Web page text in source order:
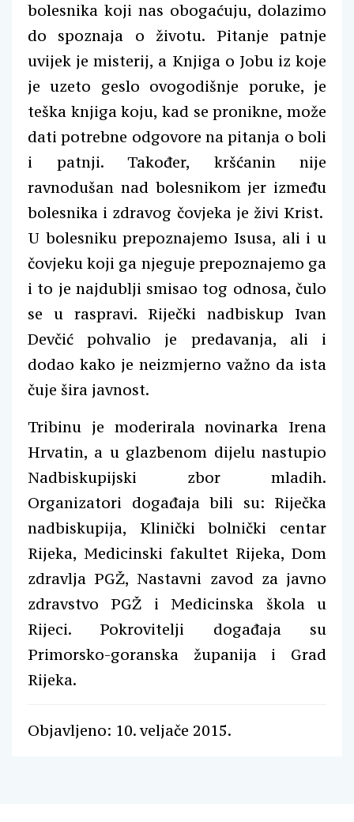
bolesnika koji nas obogaćuju, dolazimo
do spoznaja o životu. Pitanje patnje
uvijek je misterij, a Knjiga o Jobu iz koje
je uzeto geslo ovogodišnje poruke, je
teška knjiga koju, kad se pronikne, može
dati potrebne odgovore na pitanja o boli
i patnji. Također, kršćanin nije
ravnodušan nad bolesnikom jer između
bolesnika i zdravog čovjeka je živi Krist.
U bolesniku prepoznajemo Isusa, ali i u
čovjeku koji ga njeguje prepoznajemo ga
i to je najdublji smisao tog odnosa, čulo
se u raspravi. Riječki nadbiskup Ivan
Devčić pohvalio je predavanja, ali i
dodao kako je neizmjerno važno da ista
čuje šira javnost.
Tribinu je moderirala novinarka Irena
Hrvatin, a u glazbenom dijelu nastupio
Nadbiskupijski zbor mladih.
Organizatori događaja bili su: Riječka
nadbiskupija, Klinički bolnički centar
Rijeka, Medicinski fakultet Rijeka, Dom
zdravlja PGŽ, Nastavni zavod za javno
zdravstvo PGŽ i Medicinska škola u
Rijeci. Pokrovitelji događaja su
Primorsko-goranska županija i Grad
Rijeka.
Objavljeno: 10. veljače 2015.